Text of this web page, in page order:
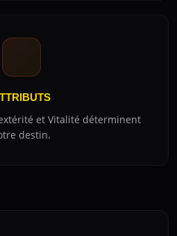
et Vitalité déterminent
destin.